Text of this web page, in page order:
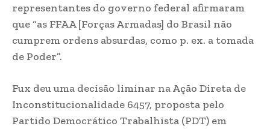
representantes do governo federal afirmaram
que “as FFAA [Forças Armadas] do Brasil não
cumprem ordens absurdas, como p. ex. a tomada
de Poder”.
Fux deu uma decisão liminar na Ação Direta de
Inconstitucionalidade 6457, proposta pelo
Partido Democrático Trabalhista (PDT) em